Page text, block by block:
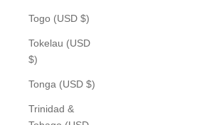
Togo (USD $)
Tokelau (USD
$)
Tonga (USD $)
Trinidad &